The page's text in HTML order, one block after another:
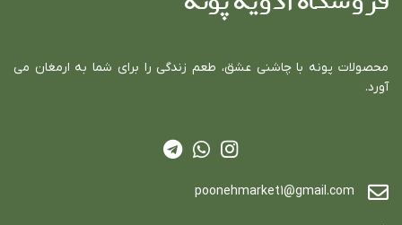
فروشگاه ادویه پونه
محصولات پونه با چاشني عشق، طعم زندگي را براي شما به ارمغان مي
آورد.
poonehmarket1@gmail.com